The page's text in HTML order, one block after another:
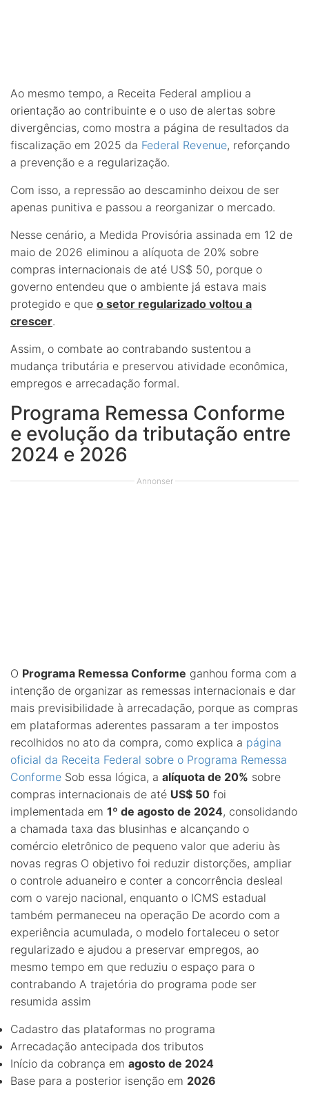
Ao mesmo tempo, a Receita Federal ampliou a
orientação ao contribuinte e o uso de alertas sobre
divergências, como mostra a página de resultados da
fiscalização em 2025 da Federal Revenue, reforçando
a prevenção e a regularização.
Com isso, a repressão ao descaminho deixou de ser
apenas punitiva e passou a reorganizar o mercado.
Nesse cenário, a Medida Provisória assinada em 12 de
maio de 2026 eliminou a alíquota de 20% sobre
compras internacionais de até US$ 50, porque o
governo entendeu que o ambiente já estava mais
protegido e que o setor regularizado voltou a
crescer.
Assim, o combate ao contrabando sustentou a
mudança tributária e preservou atividade econômica,
empregos e arrecadação formal.
Programa Remessa Conforme
e evolução da tributação entre
2024 e 2026
Annonser
O Programa Remessa Conforme ganhou forma com a
intenção de organizar as remessas internacionais e dar
mais previsibilidade à arrecadação, porque as compras
em plataformas aderentes passaram a ter impostos
recolhidos no ato da compra, como explica a página
oficial da Receita Federal sobre o Programa Remessa
Conforme Sob essa lógica, a alíquota de 20% sobre
compras internacionais de até US$ 50 foi
implementada em 1º de agosto de 2024, consolidando
a chamada taxa das blusinhas e alcançando o
comércio eletrônico de pequeno valor que aderiu às
novas regras O objetivo foi reduzir distorções, ampliar
o controle aduaneiro e conter a concorrência desleal
com o varejo nacional, enquanto o ICMS estadual
também permaneceu na operação De acordo com a
experiência acumulada, o modelo fortaleceu o setor
regularizado e ajudou a preservar empregos, ao
mesmo tempo em que reduziu o espaço para o
contrabando A trajetória do programa pode ser
resumida assim
Cadastro das plataformas no programa
Arrecadação antecipada dos tributos
Início da cobrança em agosto de 2024
Base para a posterior isenção em 2026